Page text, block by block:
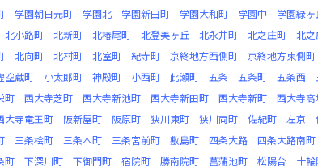
学園朝日元町 学園北 学園新田町 学園大和町 学園中 学園緑ヶ
北小路町 北新町 北椿尾町 北登美ヶ丘 北永井町 北之庄町 北
北向町 北村町 北室町 紀寺町 京終地方西側町 京終地方東側町
空蔵町 小太郎町 神殿町 小西町 此瀬町 五条 五条町 五条西
町 西大寺芝町 西大寺新池町 西大寺新田町 西大寺新町 西大寺高
大寺竜王町 阪新屋町 阪原町 狭川東町 狭川両町 佐紀町 左京
三条桧町 三条本町 三条宮前町 敷島町 四条大路 四条大路南町
町 下深川町 下御門町 宿院町 勝南院町 菖蒲池町 松陽台 十